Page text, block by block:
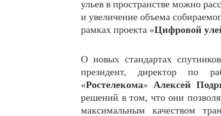
ульев в пространстве можно
и увеличение объема
рамках проекта «Цифровой
О новых стандартах
президент, директор по
«Ростелекома» Алексей
решений в том, что они
максимальным качеством